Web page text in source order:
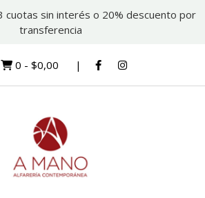
cuotas sin interés o 20% descuento por
transferencia
0 - $0,00